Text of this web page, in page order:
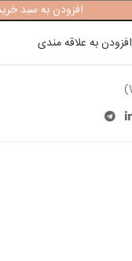
افزودن به سبد
افزودن به علاقه مندی